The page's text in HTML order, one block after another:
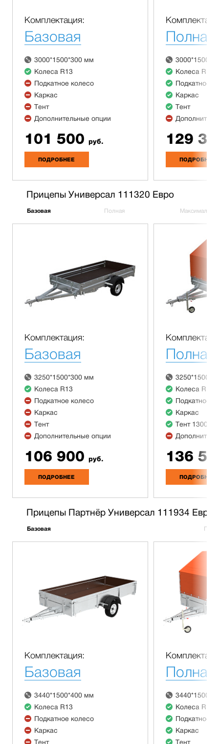
Комплектация:
Базовая
3000*1500*300 мм
Колеса R13
Подкатное колесо
Каркас
Тент
Дополнительные опции
101 500 руб.
ПОДРОБНЕЕ
Полная
Колеса R13
Подкатное
Каркас
Тент
129
ПОДРОБНЕЕ
Прицепы Универсал 111320 Евро
Базовая Полная Максимальная
Комплектация:
Базовая
3250*1500*300 мм
Колеса R13
Подкатное колесо
Каркас
Тент
Дополнительные опции
106 900 руб.
ПОДРОБНЕЕ
Полная
Колеса R13
Подкатное
Каркас
Тент 1300 мм
136
ПОДРОБНЕЕ
Прицепы Партнёр Универсал 111934 Евро
Базовая
Комплектация:
Базовая
3440*1500*400 мм
Колеса R13
Подкатное колесо
Каркас
Тент
Полная
Колеса R13
Подкатное
Каркас
Тент